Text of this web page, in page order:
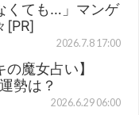
くても…」マンゲ
[PR]
2026.7.8 17:00
の魔女占い】
勢は？
2026.6.29 06:00